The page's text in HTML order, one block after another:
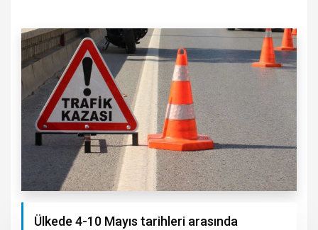
Ülkede 4-10 Mayıs tarihleri arasında